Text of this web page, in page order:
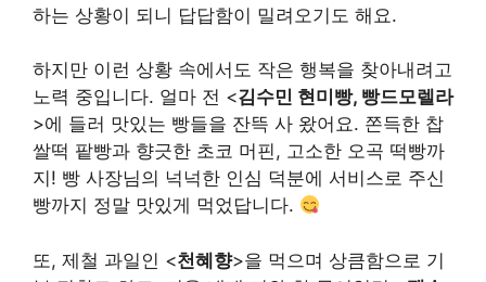
하는 상황이 되니 답답함이 밀려오기도 해요.
하지만 이런 상황 속에서도 작은 행복을 찾아내려고
노력 중입니다. 얼마 전 <김수민 현미빵, 빵드모렐라
>에 들러 맛있는 빵들을 잔뜩 사 왔어요. 쫀득한 찹
쌀떡 팥빵과 향긋한 초코 머핀, 고소한 오곡 떡빵까
지! 빵 사장님의 넉넉한 인심 덕분에 서비스로 주신
빵까지 정말 맛있게 먹었답니다.
또, 제철 과일인 <천혜향>을 먹으며 상큼함으로 기